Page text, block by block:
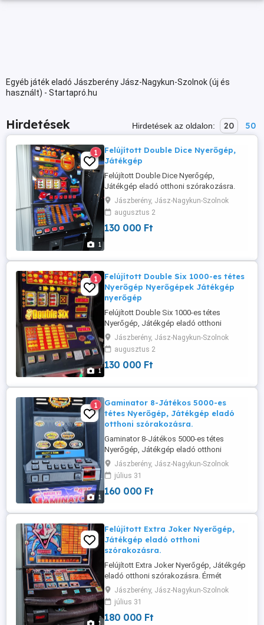
Egyéb játék eladó Jászberény Jász-Nagykun-Szolnok (új és
használt) - Startapró.hu
Hirdetések Hirdetések az oldalon: 20 50
1
1
Felújított Double Dice Nyerőgép,
Játékgép
Felújított Double Dice Nyerőgép,
Játékgép eladó otthoni szórakozásra.
Érmét elfogad vissszaad.
Jászberény, Jász-Nagykun-Szolnok
augusztus 2
130 000 Ft
1
1
Felújított Double Six 1000-es tétes
Nyerőgép Nyerőgépek Játékgép
nyerőgép
Felújított Double Six 1000-es tétes
Nyerőgép, Játékgép eladó otthoni
szórakozásra. Érmét elfogad vissszaad.
Jászberény, Jász-Nagykun-Szolnok
augusztus 2
130 000 Ft
1
1
Gaminator 8-Játékos 5000-es
tétes Nyerőgép, Játékgép eladó
otthoni szórakozásra.
Gaminator 8-Játékos 5000-es tétes
Nyerőgép, Játékgép eladó otthoni
szórakozásra.
Jászberény, Jász-Nagykun-Szolnok
július 31
160 000 Ft
1
Felújított Extra Joker Nyerőgép,
Játékgép eladó otthoni
szórakozásra.
Felújított Extra Joker Nyerőgép, Játékgép
eladó otthoni szórakozásra. Érmét
elfogad visszaad.
Jászberény, Jász-Nagykun-Szolnok
július 31
180 000 Ft